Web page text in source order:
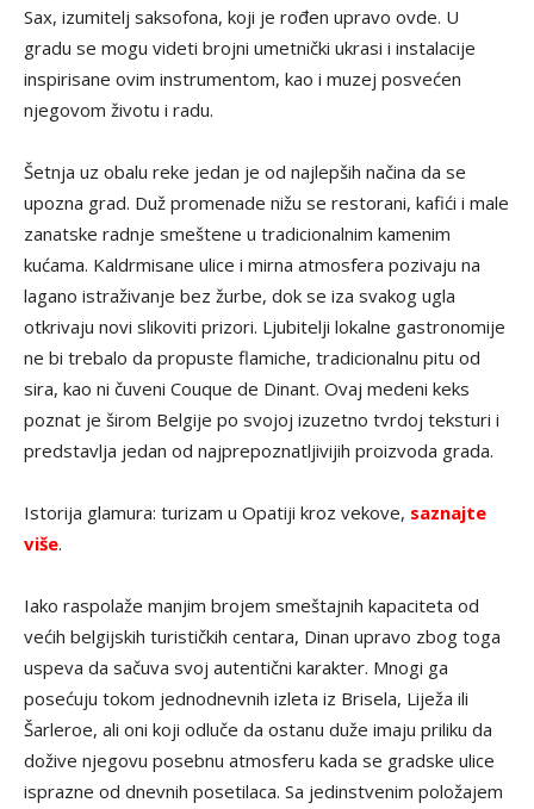
Sax, izumitelj saksofona, koji je rođen upravo ovde. U
gradu se mogu videti brojni umetnički ukrasi i instalacije
inspirisane ovim instrumentom, kao i muzej posvećen
njegovom životu i radu.
Šetnja uz obalu reke jedan je od najlepših načina da se
upozna grad. Duž promenade nižu se restorani, kafići i male
zanatske radnje smeštene u tradicionalnim kamenim
kućama. Kaldrmisane ulice i mirna atmosfera pozivaju na
lagano istraživanje bez žurbe, dok se iza svakog ugla
otkrivaju novi slikoviti prizori. Ljubitelji lokalne gastronomije
ne bi trebalo da propuste flamiche, tradicionalnu pitu od
sira, kao ni čuveni Couque de Dinant. Ovaj medeni keks
poznat je širom Belgije po svojoj izuzetno tvrdoj teksturi i
predstavlja jedan od najprepoznatljivijih proizvoda grada.
Istorija glamura: turizam u Opatiji kroz vekove, saznajte
više.
Iako raspolaže manjim brojem smeštajnih kapaciteta od
većih belgijskih turističkih centara, Dinan upravo zbog toga
uspeva da sačuva svoj autentični karakter. Mnogi ga
posećuju tokom jednodnevnih izleta iz Brisela, Liježa ili
Šarleroe, ali oni koji odluče da ostanu duže imaju priliku da
dožive njegovu posebnu atmosferu kada se gradske ulice
isprazne od dnevnih posetilaca. Sa jedinstvenim položajem